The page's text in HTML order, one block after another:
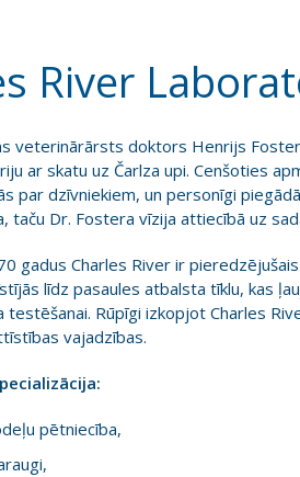
River
veterinārārsts doktors Henrijs
ar skatu uz Čarlza upi. Cenšoties
par dzīvniekiem, un personīgi
taču Dr. Fostera vīzija attiecībā uz
gadus Charles River ir
līdz pasaules atbalsta tīklu, kas
testēšanai. Rūpīgi izkopjot Charles
vajadzības.
pētniecība,